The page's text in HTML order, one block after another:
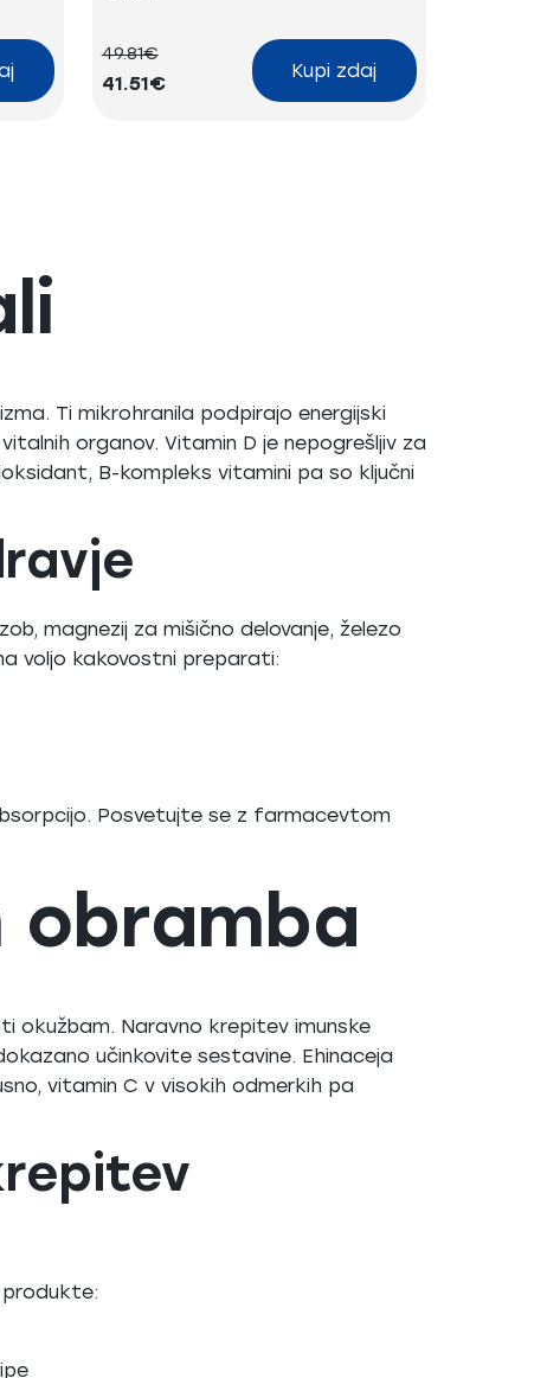
49.81€
41.51€
Kupi zdaj
Ti mikrohranila podpirajo energijski
organov. Vitamin D je nepogrešljiv za
B-kompleks vitamini pa so ključni
magnezij za mišično delovanje, železo
voljo kakovostni preparati:
Posvetujte se z farmacevtom
obramba
okužbam. Naravno krepitev imunske
učinkovite sestavine. Ehinaceja
vitamin C v visokih odmerkih pa
produkte: